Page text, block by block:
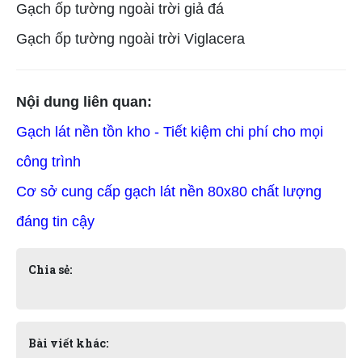
Gạch ốp tường ngoài trời giả đá
Gạch ốp tường ngoài trời Viglacera
Nội dung liên quan:
Gạch lát nền tồn kho - Tiết kiệm chi phí cho mọi
công trình
Cơ sở cung cấp gạch lát nền 80x80 chất lượng
đáng tin cậy
Chia sẻ:
Bài viết khác: